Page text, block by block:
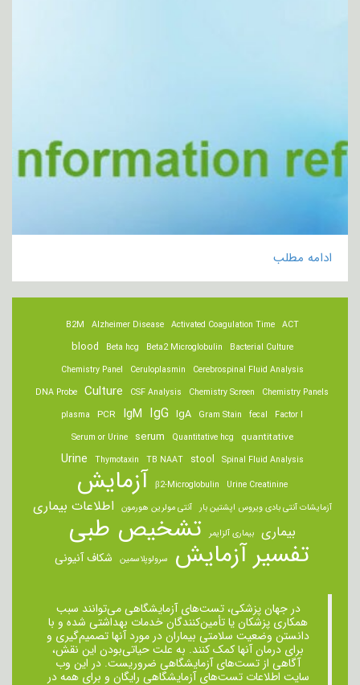
ادامه مطلب
ACT
Activated Coagulation Time
Alzheimer Disease
B2M
Bacterial Culture
Beta2 Microglobulin
Beta hcg
blood
Cerebrospinal Fluid Analysis
Ceruloplasmin
Chemistry Panel
Chemistry Panels
Chemistry Screen
CSF Analysis
Culture
DNA Probe
Factor I
fecal
Gram Stain
IgA
IgG
IgM
PCR
plasma
quantitative
Quantitative hcg
serum
Serum or Urine
Spinal Fluid Analysis
stool
TB NAAT
Thymotaxin
Urine
Urine Creatinine
β2-Microglobulin آزمایش
آزمایشات آنتی بادی ویروس اپشتین بار آنتی مولرین هورمون اطلاعات بیماری
بیماری بیماری آلزایمر تشخیص طبی
تفسیر آزمایش سرولوپلاسمین شکاف آنیونی
در جهان پزشکی، تست‌های آزمایشگاهی می‌توانند سبب
همکاری پزشکان یا تأمین‌کنندگان خدمات بهداشتی شده و با
دانستن وضعیت سلامتی بیماران در مورد آنها تصمیم‌گیری و
برای درمان ‌آنها کمک کنند. به علت حیاتی‌بودن این نقش،
آگاهی از تست‌های آزمایشگاهی ضروریست. در این وب
سایت اطلاعات تست‌های آزمایشگاهی رایگان و برای همه در